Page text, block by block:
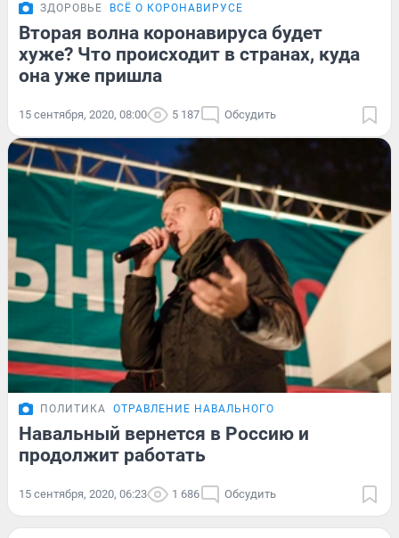
ЗДОРОВЬЕ ВСЁ О КОРОНАВИРУСЕ
Вторая волна коронавируса будет
хуже? Что происходит в странах, куда
она уже пришла
15 сентября, 2020, 08:00 5 187 Обсудить
ПОЛИТИКА ОТРАВЛЕНИЕ НАВАЛЬНОГО
Навальный вернется в Россию и
продолжит работать
15 сентября, 2020, 06:23 1 686 Обсудить